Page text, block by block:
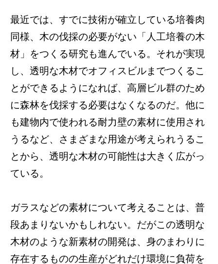
最近では、すでに技術が確立している培養肉
同様、木の伐採の必要がない「人工培養の木
材」をつくる研究も進んでいる。それが実現
し、透明な木材でオフィスビルまでつくるこ
とができるようになれば、高層ビル群のため
に森林を伐採する必要はなくなるのだ。他に
も建物内で使われる耐力壁の素材に使用され
うるなど、さまざまな用途が考えられうるこ
とから、透明な木材の可能性は大きく広がっ
ている。
ガラスなどの素材について考えることは、普
段あまりないかもしれない。だがこの透明な
木材のような新素材の開発は、身のまわりに
存在するものの生産がどれだけ環境に負荷を